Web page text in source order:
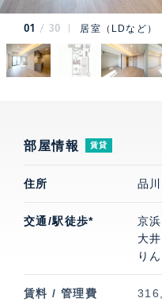
01 30 居室（LDなど）
部屋情報 賃貸
住所 品
交通/駅徒歩*
京
大
り
賃料 / 管理費